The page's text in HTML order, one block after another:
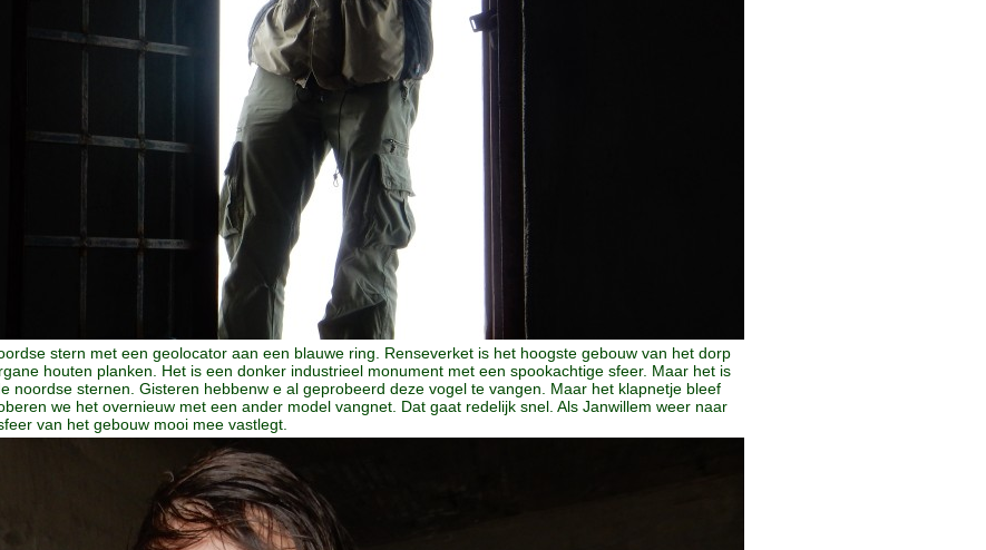
stern met een geolocator aan een blauwe ring. Renseverket is het hoogste gebouw van het dorp
houten planken. Het is een donker industrieel monument met een spookachtige sfeer. Maar het is
noordse sternen. Gisteren hebbenw e al geprobeerd deze vogel te vangen. Maar het klapnetje bleef
we het overnieuw met een ander model vangnet. Dat gaat redelijk snel. Als Janwillem weer naar
van het gebouw mooi mee vastlegt.